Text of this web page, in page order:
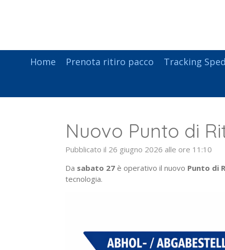
Home Prenota ritiro pacco Tracking
Nuovo Punto di
Pubblicato il 26 giugno 2026 alle ore 11:10
Da sabato 27è operativo il nuovo Punto di
tecnologia.